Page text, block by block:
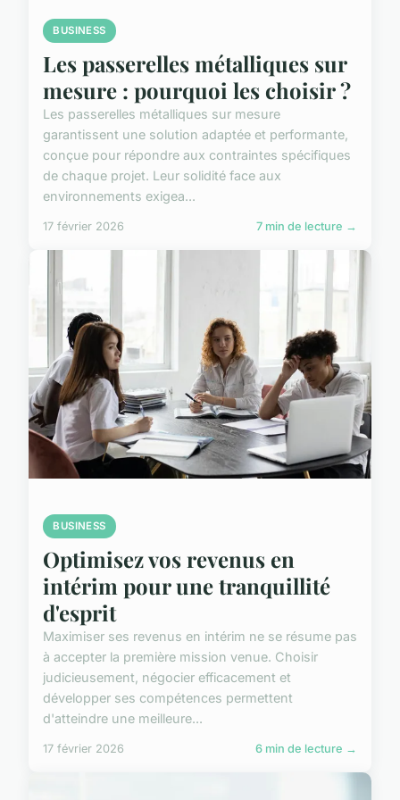
BUSINESS
Les passerelles métalliques sur
mesure : pourquoi les choisir ?
Les passerelles métalliques sur mesure
garantissent une solution adaptée et performante,
conçue pour répondre aux contraintes spécifiques
de chaque projet. Leur solidité face aux
environnements exigea...
17 février 2026 7 min de lecture →
BUSINESS
Optimisez vos revenus en
intérim pour une tranquillité
d'esprit
Maximiser ses revenus en intérim ne se résume pas
à accepter la première mission venue. Choisir
judicieusement, négocier efficacement et
développer ses compétences permettent
d'atteindre une meilleure...
17 février 2026 6 min de lecture →